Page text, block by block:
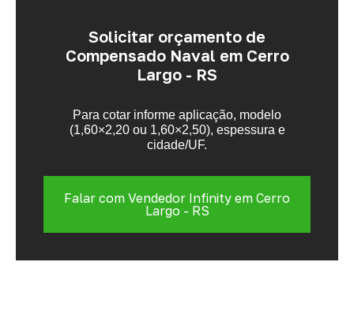
Solicitar orçamento de
Compensado Naval em Cerro
Largo - RS
Para cotar informe aplicação, modelo
(1,60×2,20 ou 1,60×2,50), espessura e
cidade/UF.
Falar com Vendedor Infinity em Cerro
Largo - RS